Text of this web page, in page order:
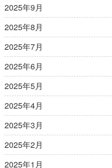
2025年9月
2025年8月
2025年7月
2025年6月
2025年5月
2025年4月
2025年3月
2025年2月
2025年1月